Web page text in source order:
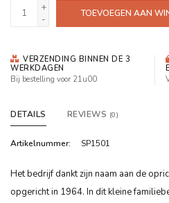
+
-
TOEVOEGEN AAN
VERZENDING BINNEN DE 3
WERKDAGEN
Bij bestelling voor 21u00
DETAILS REVIEWS (0)
Artikelnummer: SP1501
Het bedrijf dankt zijn naam aan de
opgericht in 1964. In dit kleine